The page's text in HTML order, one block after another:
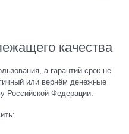
качества
а гарантий срок не
или вернём денежные
Российской Федерации.